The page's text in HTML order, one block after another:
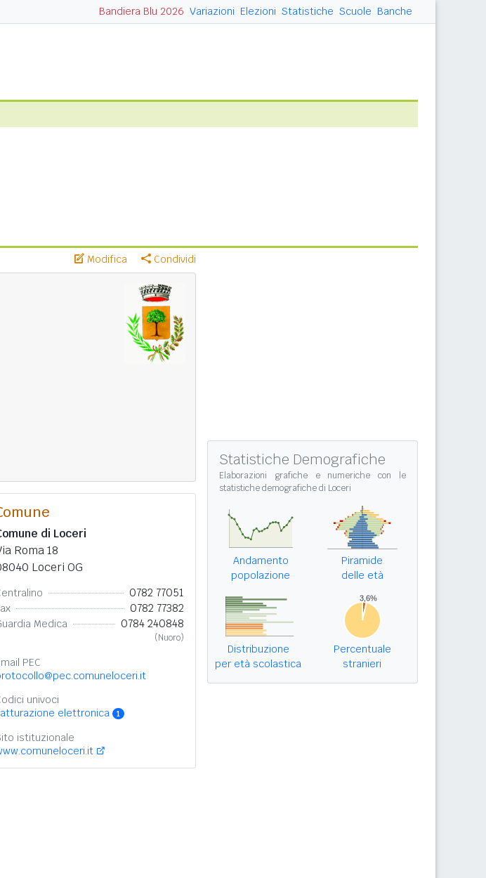
Bandiera Blu 2026 Variazioni Elezioni Statistiche Scuole Banche
Modifica Condividi
di Loceri
Roma 18
Loceri OG
0782 77051
0782 77382
Medica 0784 240848
(Nuoro)
PEC
univoci
elettronica
1
istituzionale
Statistiche Demografiche
Elaborazioni grafiche e numeriche con le
statistiche demografiche di Loceri
Andamento
popolazione
Piramide
delle età
Distribuzione
per età scolastica
Percentuale
stranieri